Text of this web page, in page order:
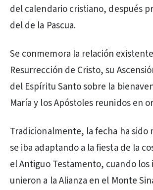
del calendario cristiano, después
del de la Pascua.
Se conmemora la relación
Resurrección de Cristo, su
del Espíritu Santo sobre la
María y los Apóstoles reunidos en
Tradicionalmente, la fecha ha sido
se iba adaptando a la fiesta de la
el Antiguo Testamento, cuando los
unieron a la Alianza en el Monte